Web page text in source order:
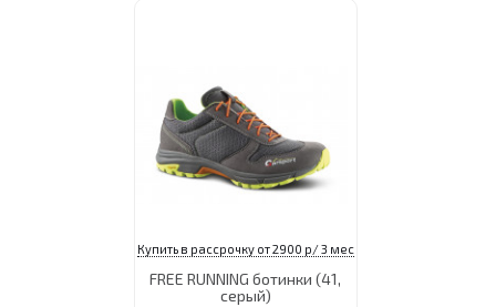
Купить в рассрочку от 2900 р/ 3 мес
FREE RUNNING ботинки (41,
серый)